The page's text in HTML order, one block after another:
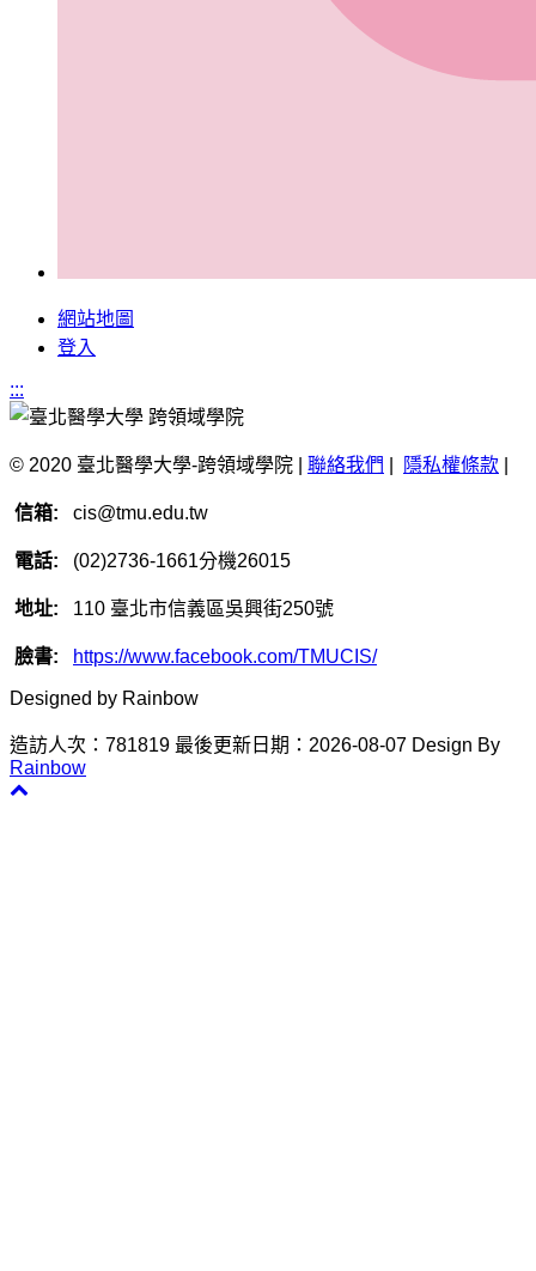
網站地圖
登入
:::
© 2020 臺北醫學大學-跨領域學院 | 聯絡我們 隱私權條款
信箱: cis@tmu.edu.tw
電話: (02)2736-1661分機26015
地址: 110 臺北市信義區吳興街250號
臉書: https://www.facebook.com/TMUCIS/
Designed by Rainbow
造訪人次：781819 最後更新日期：2026-08-07 Design By
Rainbow